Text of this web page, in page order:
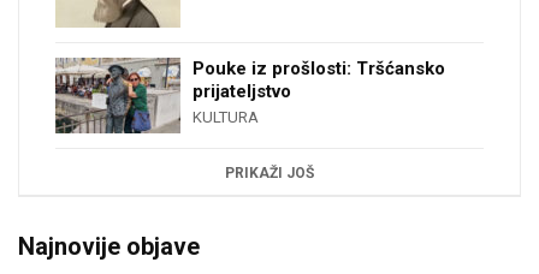
Pouke iz prošlosti: Tršćansko
prijateljstvo
KULTURA
PRIKAŽI JOŠ
Najnovije objave